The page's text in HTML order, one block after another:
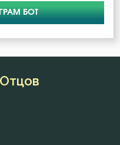
БОТ
Отцов